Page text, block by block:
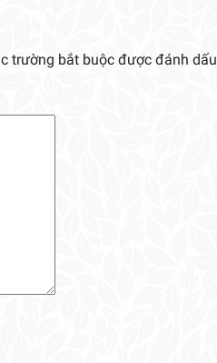
trường bắt buộc được đánh dấu